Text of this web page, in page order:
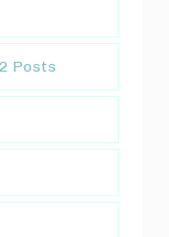
Posts